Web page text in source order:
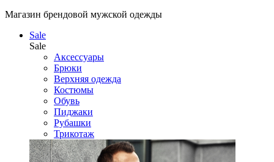
Магазин брендовой мужской одежды
Sale
Sale
Аксессуары
Брюки
Верхняя одежда
Костюмы
Обувь
Пиджаки
Рубашки
Трикотаж